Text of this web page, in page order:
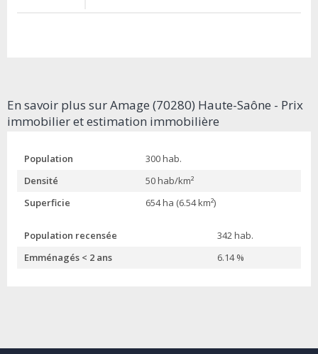
En savoir plus sur Amage (70280) Haute-Saône - Prix
immobilier et estimation immobilière
Population
300 hab.
Densité
50 hab/km²
Superficie
654 ha (6.54 km²)
Population recensée
342 hab.
Emménagés < 2 ans
6.14 %